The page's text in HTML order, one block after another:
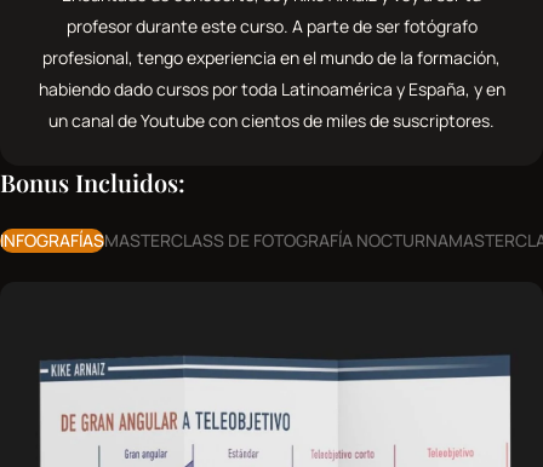
profesor durante este curso. A parte de ser fotógrafo
profesional, tengo experiencia en el mundo de la formación,
habiendo dado cursos por toda Latinoamérica y España, y en
un canal de Youtube con cientos de miles de suscriptores.
Bonus Incluidos:
INFOGRAFÍASMASTERCLASS DE FOTOGRAFÍA NOCTURNA